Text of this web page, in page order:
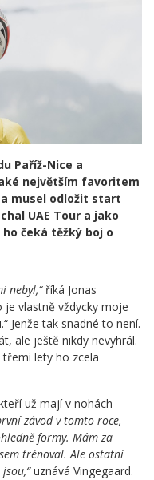
Paříž-Nice a
největším favoritem
musel odložit start
UAE Tour a jako
čeká těžký boj o
nebyl,“ říká Jonas
je vlastně vždycky moje
Jenže tak snadné to není.
ale ještě nikdy nevyhrál.
lety ho zcela
už mají v nohách
závod v tomto roce,
formy. Mám za
trénoval. Ale ostatní
uznává Vingegaard.